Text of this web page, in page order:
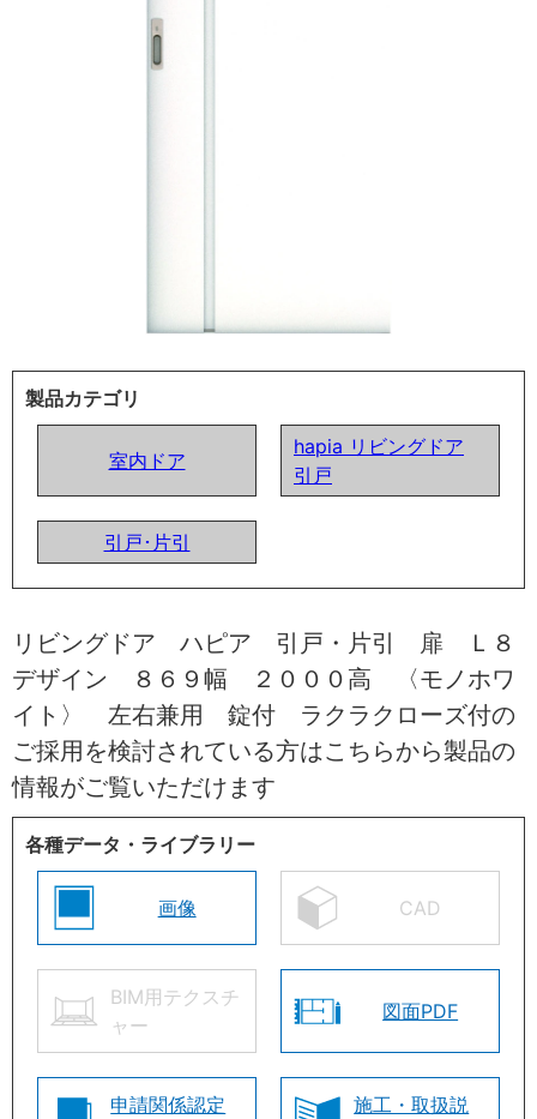
製品カテゴリ
室内ドア
hapia リビングドア
引戸
引戸･片引
リビングドア ハピア 引戸・片引 扉 Ｌ８
デザイン ８６９幅 ２０００高 〈モノホワ
イト〉 左右兼用 錠付 ラクラクローズ付の
ご採用を検討されている方はこちらから製品の
情報がご覧いただけます
各種データ・ライブラリー
画像 CAD
BIM用テクスチ
ャー
図面PDF
申請関係認定
施工・取扱説